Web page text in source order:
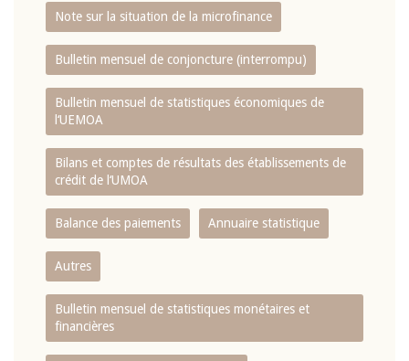
Note sur la situation de la microfinance
Bulletin mensuel de conjoncture (interrompu)
Bulletin mensuel de statistiques économiques de
l‘UEMOA
Bilans et comptes de résultats des établissements de
crédit de l‘UMOA
Balance des paiements Annuaire statistique
Autres
Bulletin mensuel de statistiques monétaires et
financières